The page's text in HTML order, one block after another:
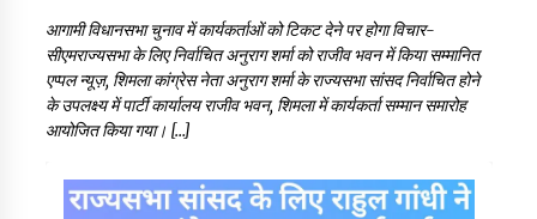
आगामी विधानसभा चुनाव में कार्यकर्ताओं को टिकट देने पर होगा विचार-
सीएमराज्यसभा के लिए निर्वाचित अनुराग शर्मा को राजीव भवन में किया सम्मानित
एप्पल न्यूज़, शिमला कांग्रेस नेता अनुराग शर्मा के राज्यसभा सांसद निर्वाचित होने
के उपलक्ष्य में पार्टी कार्यालय राजीव भवन, शिमला में कार्यकर्ता सम्मान समारोह
आयोजित किया गया। […]